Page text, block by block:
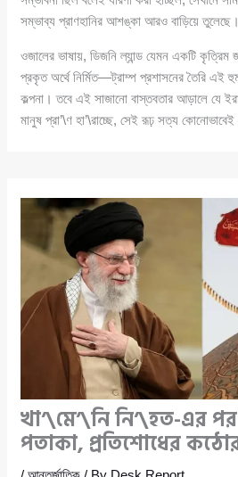
সম্ভাব্য প্রাণহানির আশঙ্কা আরও বাড়িয়ে তুলেছে।
ওজালের ভাষায়, ডিজনি ল্যান্ড যেমন একটি
প্রকৃত অর্থে নির্মিত—ট্রাম্প প্রশাসনের তৈরি
কল্পনা। তবে এই সাজানো বাস্তবতার আড়ালে যে
মানুষ প্রা’\ণ হা’\রাচ্ছে, সেই রূঢ় সত্য
খা’\মে’\নি নি’\হত-এর
পতাকা, প্রতিশোধের কঠোর